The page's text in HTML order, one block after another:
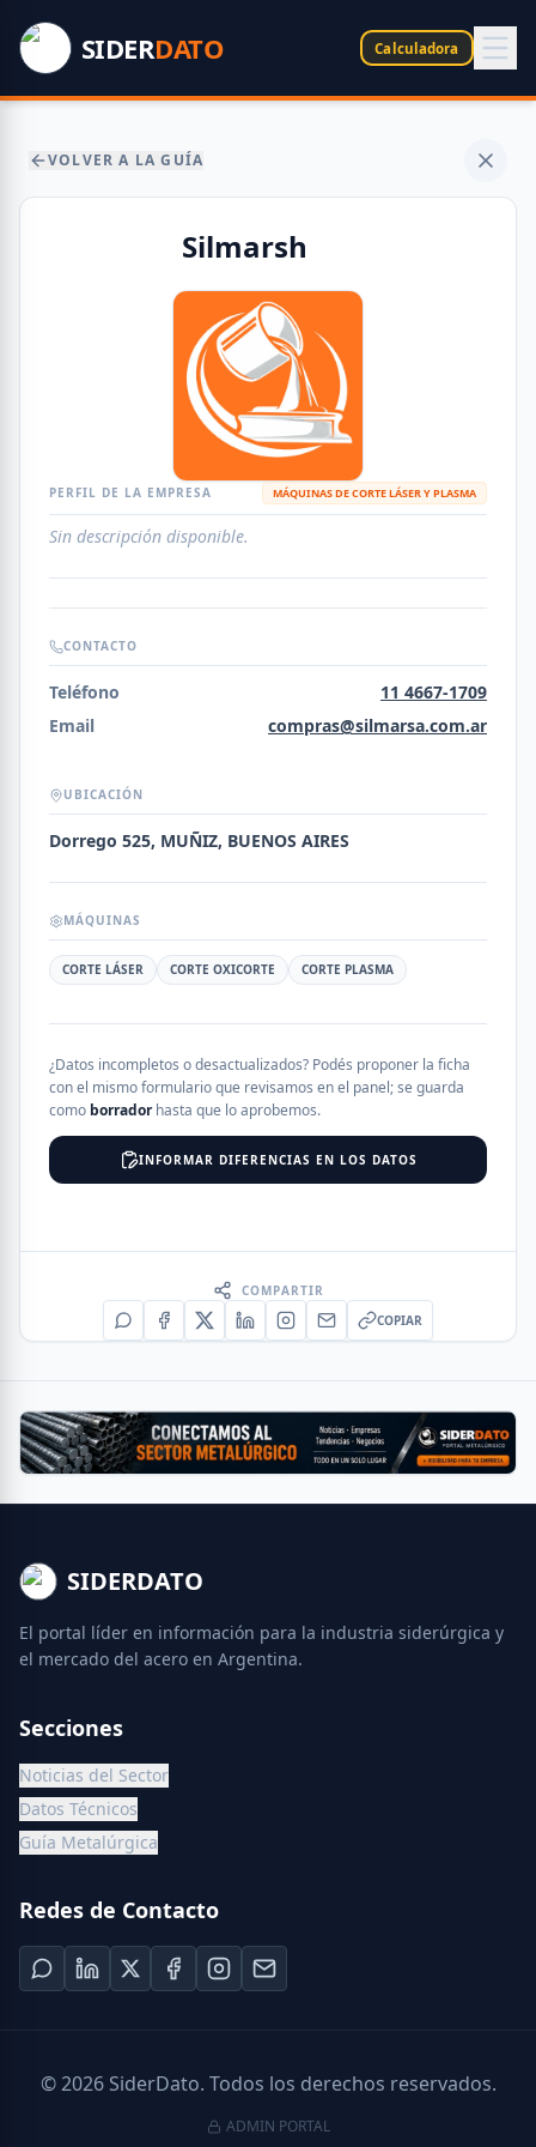
SIDERDATO Calculadora
VOLVER A LA GUÍA
Silmarsh
PERFIL DE LA EMPRESA MÁQUINAS DE CORTE LÁSER Y PLASMA
Sin descripción disponible.
CONTACTO
Teléfono
11 4667-1709
Email
compras@silmarsa.com.ar
UBICACIÓN
Dorrego 525, MUÑIZ, BUENOS AIRES
MÁQUINAS
CORTE LÁSER CORTE OXICORTE CORTE PLASMA
¿Datos incompletos o desactualizados? Podés proponer la ficha
con el mismo formulario que revisamos en el panel; se guarda
como borradorhasta que lo aprobemos.
INFORMAR DIFERENCIAS EN LOS DATOS
COMPARTIR
COPIAR
SIDERDATO
El portal líder en información para la industria siderúrgica y
el mercado del acero en Argentina.
Secciones
Noticias del Sector
Datos Técnicos
Guía Metalúrgica
Redes de Contacto
©2026SiderDato. Todos los derechos reservados.
ADMIN PORTAL